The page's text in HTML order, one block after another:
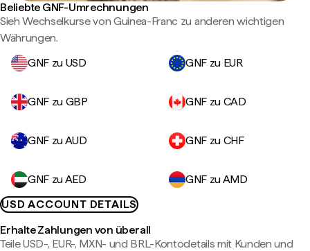
Beliebte GNF-Umrechnungen
Sieh Wechselkurse von Guinea-Franc zu anderen wichtigen
Währungen.
GNF zu USD
GNF zu EUR
GNF zu GBP GNF zu CAD
GNF zu AUD GNF zu CHF
GNF zu AED
GNF zu AMD
USD ACCOUNT DETAILS
Erhalte Zahlungen von überall
Teile USD-, EUR-, MXN- und BRL-Kontodetails mit Kunden und